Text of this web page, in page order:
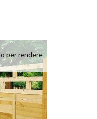
per rendere